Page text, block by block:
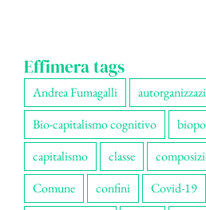
Effimera tags
Andrea Fumagalli
Bio-capitalismo cognitivo
capitalismo
classe
Comune
confini Covid-19